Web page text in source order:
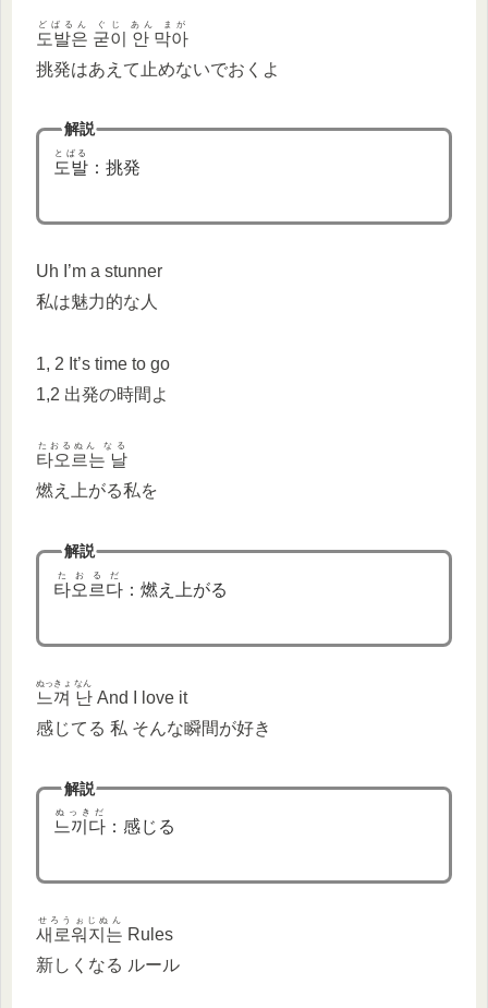
도발은 굳이 안 막아
どばるん ぐじ あん まが
挑発はあえて止めないでおくよ
解説
도발
とばる
：挑発
Uh I’m a stunner
私は魅力的な人
1, 2 It’s time to go
1,2 出発の時間よ
타오르는 날
たおるぬん なる
燃え上がる私を
解説
타오르다
たおるだ
：燃え上がる
느껴 난
ぬっきょ なん
And I love it
感じてる 私 そんな瞬間が好き
解説
느끼다
ぬっきだ
：感じる
새로워지는
せろうぉじぬん
Rules
新しくなる ルール